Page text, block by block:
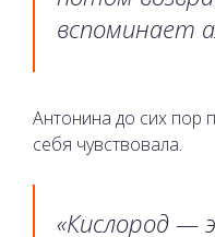
вспоминает
Антонина до сих пор
себя чувствовала.
«Кислород —